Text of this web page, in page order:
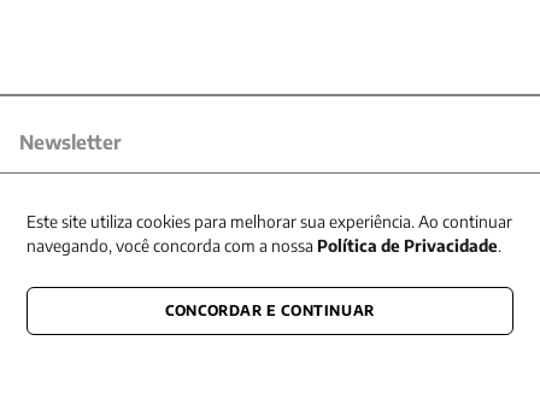
Newsletter
CONECTE-SE CONOSCO
Este site utiliza cookies para melhorar sua experiência. Ao continuar
navegando, você concorda com a nossa Política de Privacidade.
CONCORDAR E CONTINUAR